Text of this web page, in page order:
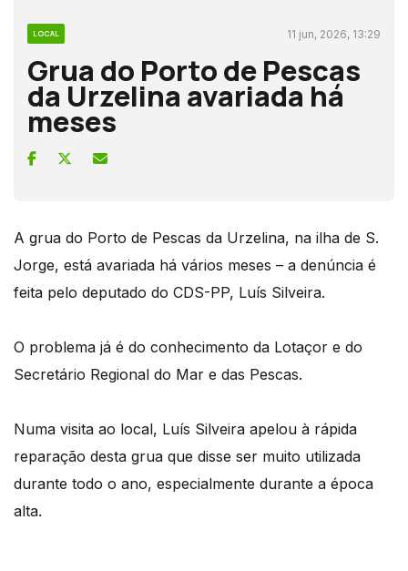
LOCAL 11 jun, 2026, 13:29
Grua do Porto de Pescas
da Urzelina avariada há
meses
A grua do Porto de Pescas da Urzelina, na ilha de S.
Jorge, está avariada há vários meses – a denúncia é
feita pelo deputado do CDS-PP, Luís Silveira.
O problema já é do conhecimento da Lotaçor e do
Secretário Regional do Mar e das Pescas.
Numa visita ao local, Luís Silveira apelou à rápida
reparação desta grua que disse ser muito utilizada
durante todo o ano, especialmente durante a época
alta.